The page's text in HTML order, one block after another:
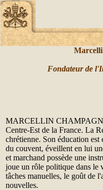
Fondateur de
MARCELLIN
Centre-Est de la France. La
chrétienne. Son éducation est
du couvent, éveillent en lui
et marchand possède une
joue un rôle politique dans le
tâches manuelles, le goût de
nouvelles.